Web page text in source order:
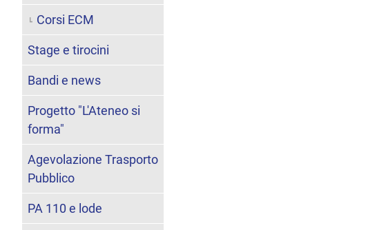
Corsi ECM
Stage e tirocini
Bandi e news
Progetto "L'Ateneo si
forma"
Agevolazione Trasporto
Pubblico
PA 110 e lode